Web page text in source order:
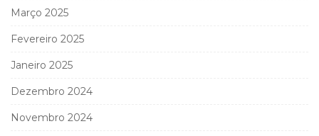
Março 2025
Fevereiro 2025
Janeiro 2025
Dezembro 2024
Novembro 2024